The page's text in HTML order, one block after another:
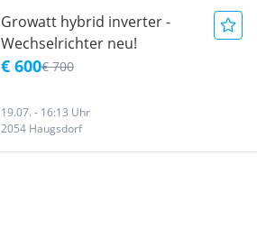
Growatt hybrid inverter -
Wechselrichter neu!
€ 600€ 700
19.07. - 16:13 Uhr
2054 Haugsdorf